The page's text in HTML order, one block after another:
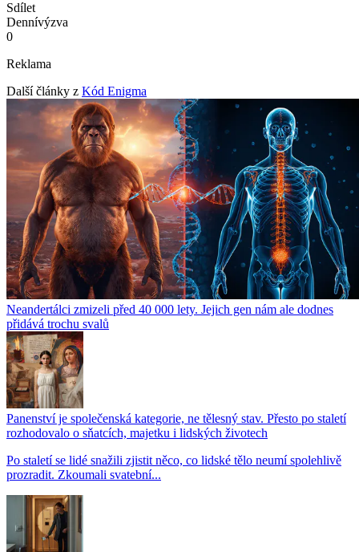
Sdílet
Dennívýzva
0
Reklama
Další články z Kód Enigma
Neandertálci zmizeli před 40 000 lety. Jejich gen nám ale dodnes
přidává trochu svalů
Panenství je společenská kategorie, ne tělesný stav. Přesto po staletí
rozhodovalo o sňatcích, majetku i lidských životech
Po staletí se lidé snažili zjistit něco, co lidské tělo neumí spolehlivě
prozradit. Zkoumali svatební...